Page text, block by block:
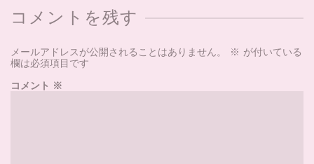
コメントを残す
メールアドレスが公開されることはありません。 ※ が付いている
欄は必須項目です
コメント ※